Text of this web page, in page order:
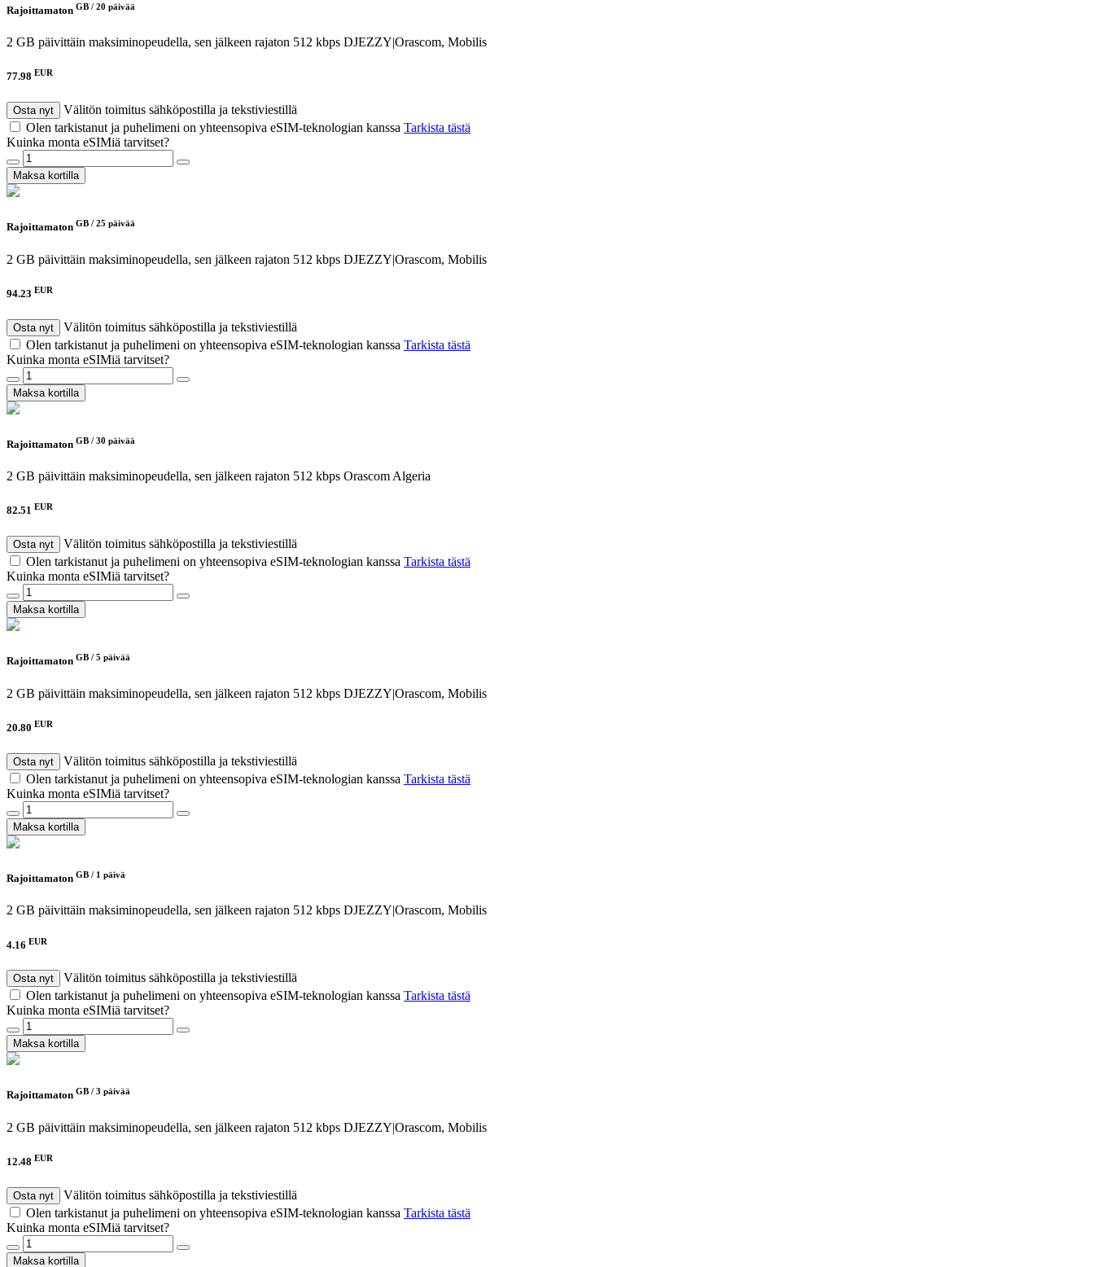
Rajoittamaton GB / 20 päivää
2 GB päivittäin maksiminopeudella, sen jälkeen rajaton 512 kbps DJEZZY|Orascom, Mobilis
77.98 EUR
Osta nyt
Välitön toimitus sähköpostilla ja tekstiviestillä
Olen tarkistanut ja puhelimeni on yhteensopiva eSIM-teknologian kanssa Tarkista tästä
Kuinka monta eSIMiä tarvitset?
Maksa kortilla
Rajoittamaton GB / 25 päivää
2 GB päivittäin maksiminopeudella, sen jälkeen rajaton 512 kbps DJEZZY|Orascom, Mobilis
94.23 EUR
Osta nyt
Välitön toimitus sähköpostilla ja tekstiviestillä
Olen tarkistanut ja puhelimeni on yhteensopiva eSIM-teknologian kanssa Tarkista tästä
Kuinka monta eSIMiä tarvitset?
Maksa kortilla
Rajoittamaton GB / 30 päivää
2 GB päivittäin maksiminopeudella, sen jälkeen rajaton 512 kbps Orascom Algeria
82.51 EUR
Osta nyt
Välitön toimitus sähköpostilla ja tekstiviestillä
Olen tarkistanut ja puhelimeni on yhteensopiva eSIM-teknologian kanssa Tarkista tästä
Kuinka monta eSIMiä tarvitset?
Maksa kortilla
Rajoittamaton GB / 5 päivää
2 GB päivittäin maksiminopeudella, sen jälkeen rajaton 512 kbps DJEZZY|Orascom, Mobilis
20.80 EUR
Osta nyt
Välitön toimitus sähköpostilla ja tekstiviestillä
Olen tarkistanut ja puhelimeni on yhteensopiva eSIM-teknologian kanssa Tarkista tästä
Kuinka monta eSIMiä tarvitset?
Maksa kortilla
Rajoittamaton GB / 1 päivä
2 GB päivittäin maksiminopeudella, sen jälkeen rajaton 512 kbps DJEZZY|Orascom, Mobilis
4.16 EUR
Osta nyt
Välitön toimitus sähköpostilla ja tekstiviestillä
Olen tarkistanut ja puhelimeni on yhteensopiva eSIM-teknologian kanssa Tarkista tästä
Kuinka monta eSIMiä tarvitset?
Maksa kortilla
Rajoittamaton GB / 3 päivää
2 GB päivittäin maksiminopeudella, sen jälkeen rajaton 512 kbps DJEZZY|Orascom, Mobilis
12.48 EUR
Osta nyt
Välitön toimitus sähköpostilla ja tekstiviestillä
Olen tarkistanut ja puhelimeni on yhteensopiva eSIM-teknologian kanssa Tarkista tästä
Kuinka monta eSIMiä tarvitset?
Maksa kortilla